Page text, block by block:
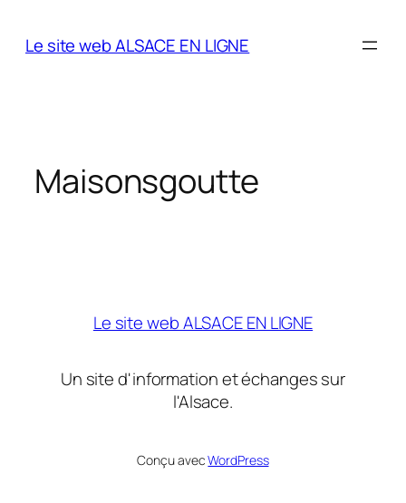
Le site web ALSACE EN LIGNE
Maisonsgoutte
Le site web ALSACE EN LIGNE
Un site d'information et échanges sur
l'Alsace.
Conçu avecWordPress